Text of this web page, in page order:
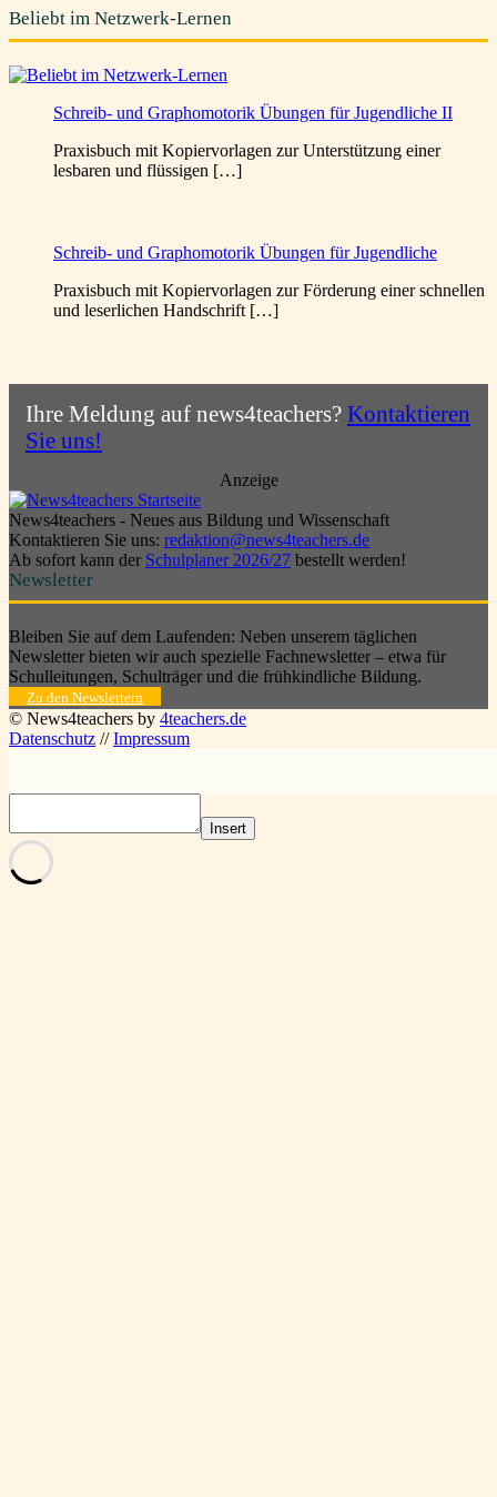
Beliebt im Netzwerk-Lernen
Schreib- und Graphomotorik Übungen für Jugendliche II
Praxisbuch mit Kopiervorlagen zur Unterstützung einer
lesbaren und flüssigen […]
Schreib- und Graphomotorik Übungen für Jugendliche
Praxisbuch mit Kopiervorlagen zur Förderung einer schnellen
und leserlichen Handschrift […]
Ihre Meldung auf news4teachers? Kontaktieren
Sie uns!
Anzeige
News4teachers - Neues aus Bildung und Wissenschaft
Kontaktieren Sie uns: redaktion@news4teachers.de
Ab sofort kann der Schulplaner 2026/27 bestellt werden!
Newsletter
Bleiben Sie auf dem Laufenden: Neben unserem täglichen
Newsletter bieten wir auch spezielle Fachnewsletter – etwa für
Schulleitungen, Schulträger und die frühkindliche Bildung.
Zu den Newslettern
© News4teachers by 4teachers.de
Datenschutz //Impressum
Insert